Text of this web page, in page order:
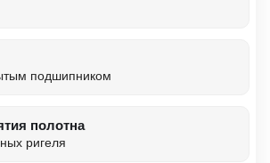
подшипником
полотна
ригеля